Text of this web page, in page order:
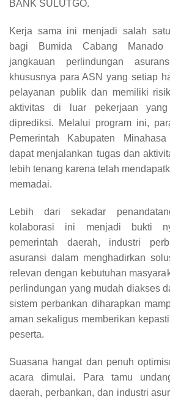
BANK SULUTGO.
Kerja sama ini menjadi salah
bagi Bumida Cabang Manado
jangkauan perlindungan
khususnya para ASN yang setiap
pelayanan publik dan memiliki
aktivitas di luar pekerjaan
diprediksi. Melalui program ini,
Pemerintah Kabupaten
dapat menjalankan tugas dan
lebih tenang karena telah
memadai.
Lebih dari sekadar
kolaborasi ini menjadi bukti
pemerintah daerah, industri
asuransi dalam menghadirkan
relevan dengan kebutuhan
perlindungan yang mudah diakses
sistem perbankan diharapkan
aman sekaligus memberikan
peserta.
Suasana hangat dan penuh
acara dimulai. Para tamu
daerah, perbankan, dan industri